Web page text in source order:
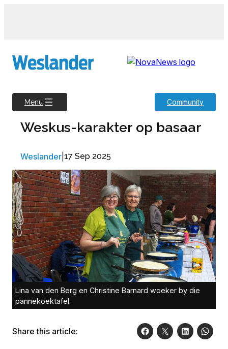
Menu Community
Weskus-karakter op basaar
Weslander 17 Sep 2025
Lina van den Berg en Christine Barnard woeker by die
pannekoektafel.
Share this article: